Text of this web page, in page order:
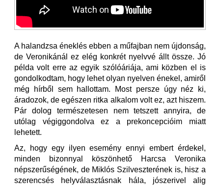
A halandzsa éneklés ebben a műfajban nem újdonság,
de Veronikánál ez elég konkrét nyelvvé állt össze. Jó
példa volt erre az egyik szólóáriája, ami közben el is
gondolkodtam, hogy lehet olyan nyelven énekel, amiről
még hírből sem hallottam. Most persze úgy néz ki,
áradozok, de egészen ritka alkalom volt ez, azt hiszem.
Pár dolog természetesen nem tetszett annyira, de
utólag végiggondolva ez a prekoncepcióim miatt
lehetett.
Az, hogy egy ilyen esemény ennyi embert érdekel,
minden bizonnyal köszönhető Harcsa Veronika
népszerűségének, de Miklós Szilveszterének is, hisz a
szerencsés helyválasztásnak hála, jószerivel alig